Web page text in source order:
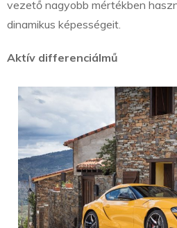
vezető nagyobb mértékben
dinamikus képességeit.
Aktív differenciálmű